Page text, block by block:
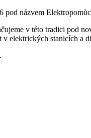
pod názvem
v této tradici pod
elektrických stanicích a
.